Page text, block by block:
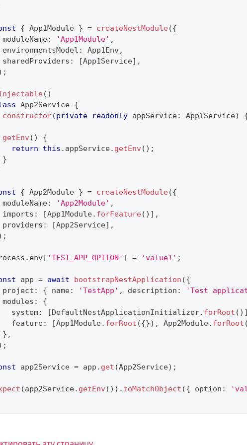
{ App1Module } = createNestModule({
moduleName
: 'App1Module' ,
environmentsModel
: App1Env,
sharedProviders
: [App1Service] ,
;
( )
App2Service {
constructor(private readonly appService: App1Service)
getEnv ( )
{
return
this . appService. getEnv ( ) ;
}
{ App2Module } = createNestModule({
moduleName
: 'App2Module' ,
imports
: [App1Module. forFeature( ) ] ,
providers
: [App2Service] ,
;
. env[ 'TEST_APP_OPTION' ] = 'value1' ;
app = await bootstrapNestApplication ({
project
: { name: 'TestApp' , description :
'Test
modules
:
{
system
: [DefaultNestApplicationInitializer. forRoot ( )
feature
: [App1Module. forRoot ({}) , App2Module. forRoot
} ,
;
app2Service = app . get (App2Service) ;
(app2Service. getEnv ( ) ) . toMatchObject ({ option :